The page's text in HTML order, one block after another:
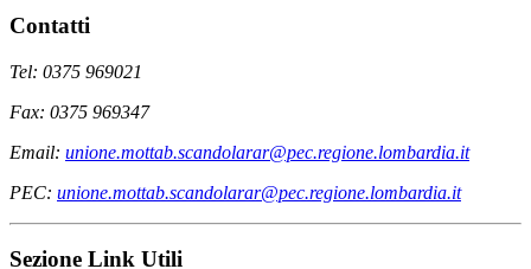
Contatti
Tel: 0375 969021
Fax: 0375 969347
Email: unione.mottab.scandolarar@pec.regione.lombardia.it
PEC: unione.mottab.scandolarar@pec.regione.lombardia.it
Sezione Link Utili